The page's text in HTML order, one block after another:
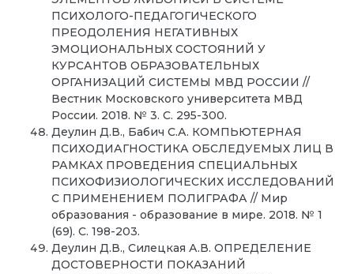
ПСИХОЛОГО-ПЕДАГОГИЧЕСКОГО
ПРЕОДОЛЕНИЯ НЕГАТИВНЫХ
ЭМОЦИОНАЛЬНЫХ СОСТОЯНИЙ У
КУРСАНТОВ ОБРАЗОВАТЕЛЬНЫХ
ОРГАНИЗАЦИЙ СИСТЕМЫ МВД РОССИИ //
Вестник Московского университета МВД
России. 2018. № 3. С. 295-300.
Деулин Д.В., Бабич С.А. КОМПЬЮТЕРНАЯ
ПСИХОДИАГНОСТИКА ОБСЛЕДУЕМЫХ ЛИЦ В
РАМКАХ ПРОВЕДЕНИЯ СПЕЦИАЛЬНЫХ
ПСИХОФИЗИОЛОГИЧЕСКИХ ИССЛЕДОВАНИЙ
С ПРИМЕНЕНИЕМ ПОЛИГРАФА // Мир
образования - образование в мире. 2018. № 1
(69). С. 198-203.
Деулин Д.В., Силецкая А.В. ОПРЕДЕЛЕНИЕ
ДОСТОВЕРНОСТИ ПОКАЗАНИЙ